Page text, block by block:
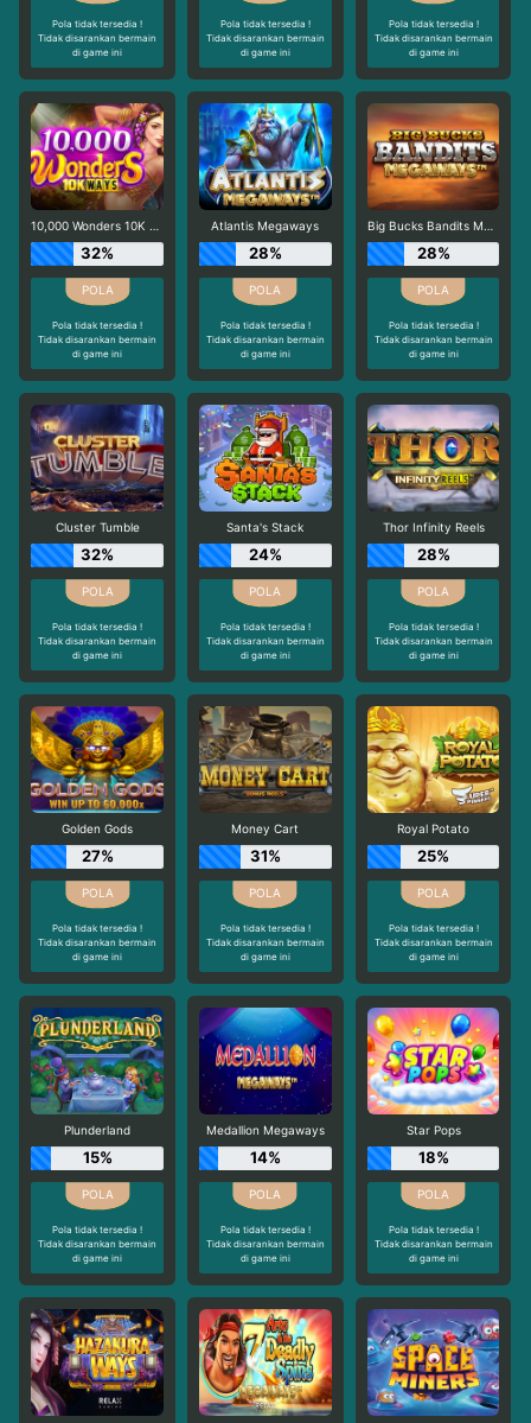
Pola tidak tersedia !
Tidak disarankan bermain
di game ini
Pola tidak tersedia !
Tidak disarankan bermain
di game ini
Pola tidak tersedia !
Tidak disarankan bermain
di game ini
10,000 Wonders 10K Ways
32%
Pola tidak tersedia !
Tidak disarankan bermain
di game ini
Atlantis Megaways
28%
Pola tidak tersedia !
Tidak disarankan bermain
di game ini
Big Bucks Bandits Megaways
28%
Pola tidak tersedia !
Tidak disarankan bermain
di game ini
Cluster Tumble
32%
Pola tidak tersedia !
Tidak disarankan bermain
di game ini
Santa's Stack
24%
Pola tidak tersedia !
Tidak disarankan bermain
di game ini
Thor Infinity Reels
28%
Pola tidak tersedia !
Tidak disarankan bermain
di game ini
Golden Gods
27%
Pola tidak tersedia !
Tidak disarankan bermain
di game ini
Money Cart
31%
Pola tidak tersedia !
Tidak disarankan bermain
di game ini
Royal Potato
25%
Pola tidak tersedia !
Tidak disarankan bermain
di game ini
Plunderland
15%
Pola tidak tersedia !
Tidak disarankan bermain
di game ini
Medallion Megaways
14%
Pola tidak tersedia !
Tidak disarankan bermain
di game ini
Star Pops
18%
Pola tidak tersedia !
Tidak disarankan bermain
di game ini